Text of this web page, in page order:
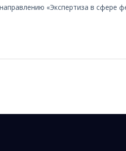
«Экспертиза в сфере